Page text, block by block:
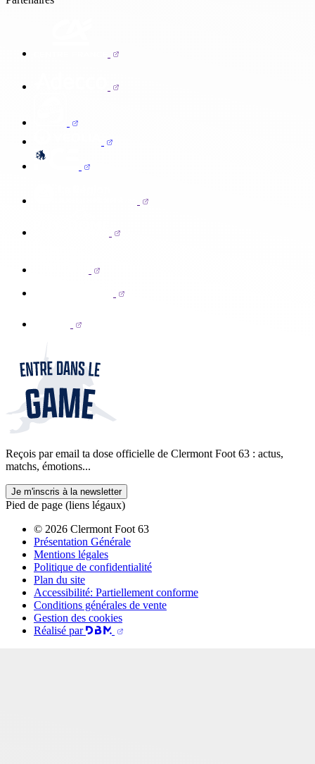
Reçois par email ta dose officielle de Clermont Foot 63 : actus,
matchs, émotions...
Je m'inscris à la newsletter
Pied de page (liens légaux)
© 2026 Clermont Foot 63
Présentation Générale
Mentions légales
Politique de confidentialité
Plan du site
Accessibilité: Partiellement conforme
Conditions générales de vente
Gestion des cookies
Réalisé par